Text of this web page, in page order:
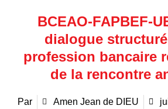
BCEAO-FAPBEF-
dialogue
profession bancaire
de la rencontre
Par Amen Jean de DIEU